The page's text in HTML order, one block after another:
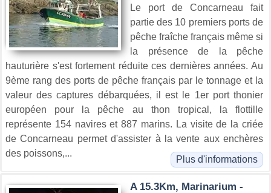
Le port de Concarneau fait
partie des 10 premiers ports de
pêche fraîche français même si
la présence de la pêche
hauturière s'est fortement réduite ces dernières années. Au
9ème rang des ports de pêche français par le tonnage et la
valeur des captures débarquées, il est le 1er port thonier
européen pour la pêche au thon tropical, la flottille
représente 154 navires et 887 marins. La visite de la criée
de Concarneau permet d'assister à la vente aux enchères
des poissons,...
Plus d'informations
A 15.3Km, Marinarium -